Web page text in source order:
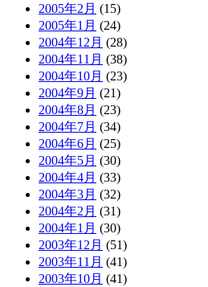
2005年2月 (15)
2005年1月 (24)
2004年12月 (28)
2004年11月 (38)
2004年10月 (23)
2004年9月 (21)
2004年8月 (23)
2004年7月 (34)
2004年6月 (25)
2004年5月 (30)
2004年4月 (33)
2004年3月 (32)
2004年2月 (31)
2004年1月 (30)
2003年12月 (51)
2003年11月 (41)
2003年10月 (41)